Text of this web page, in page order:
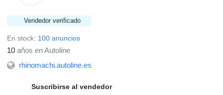
Vendedor verificado
En stock: 100 anuncios
10 años en Autoline
rhinomachi.autoline.es
Suscribirse al vendedor